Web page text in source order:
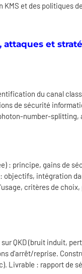
et des politiques
attaques et
du canal
de sécurité
number-splitting,
: principe, gains de
objectifs, intégration
critères de
QKD (bruit induit,
d'arrêt/reprise.
Livrable : rapport de